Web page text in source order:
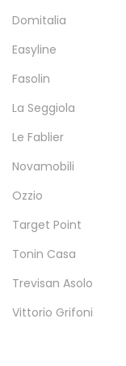
Domitalia
Easyline
Fasolin
La Seggiola
Le Fablier
Novamobili
Ozzio
Target Point
Tonin Casa
Trevisan Asolo
Vittorio Grifoni